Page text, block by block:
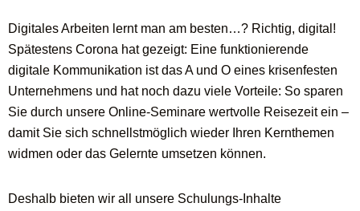
Digitales Arbeiten lernt man am besten…? Richtig, digital!
Spätestens Corona hat gezeigt: Eine funktionierende
digitale Kommunikation ist das A und O eines krisenfesten
Unternehmens und hat noch dazu viele Vorteile: So sparen
Sie durch unsere Online-Seminare wertvolle Reisezeit ein –
damit Sie sich schnellstmöglich wieder Ihren Kernthemen
widmen oder das Gelernte umsetzen können.
Deshalb bieten wir all unsere Schulungs-Inhalte